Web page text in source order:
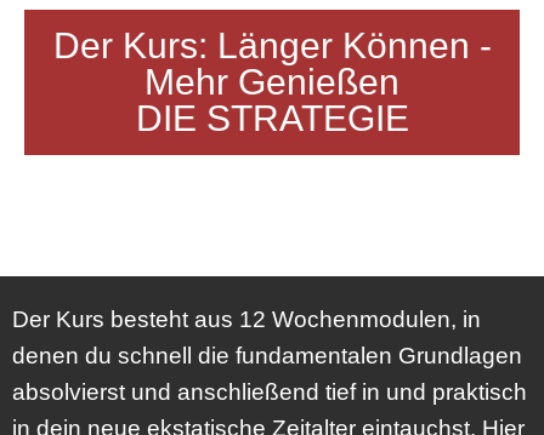
Der Kurs: Länger Können -
Mehr Genießen
DIE STRATEGIE
Der Kurs besteht aus 12 Wochenmodulen, in
denen du schnell die fundamentalen Grundlagen
absolvierst und anschließend tief in und praktisch
in dein neue ekstatische Zeitalter eintauchst. Hier